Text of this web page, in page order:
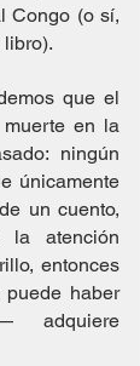
Congo (o sí,
que el
en la
ningún
únicamente
un cuento,
la atención
entonces
haber
adquiere